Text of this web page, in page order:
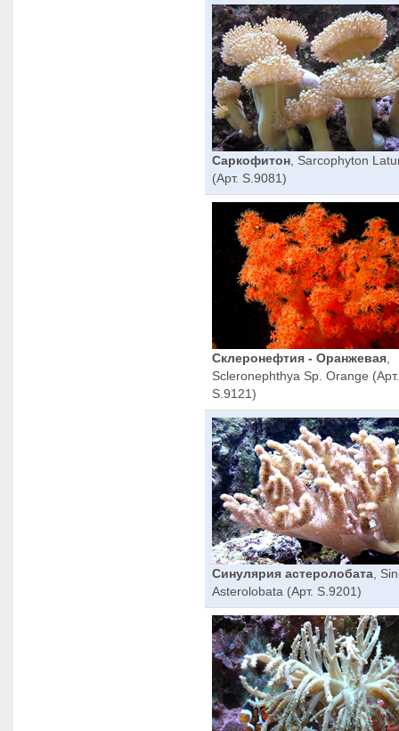
Саркофитон , Sarcophyton
(Арт. S.9081)
Склеронефтия - Оранжевая
Scleronephthya Sp. Orange (Арт.
S.9121)
Синулярия астеролобата ,
Asterolobata (Арт. S.9201)